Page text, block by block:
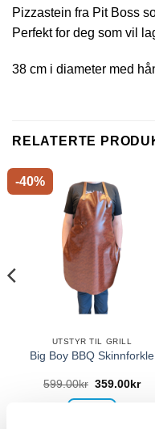
Pizzastein fra Pit Boss
Perfekt for deg som vil
38 cm i diameter med
RELATERTE
-40%
UTSTYR TIL GRILL
Big Boy BBQ Skinnforkle
599.00kr 359.00 kr